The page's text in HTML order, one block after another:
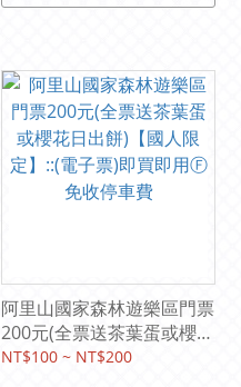
阿里山國家森林遊樂區門票
200元(全票送茶葉蛋或櫻花
日出餅)【國人限定】::(電
NT$100 ~ NT$200